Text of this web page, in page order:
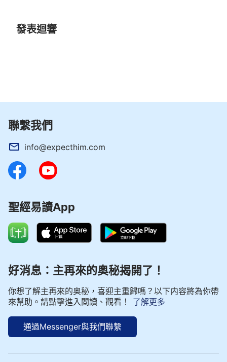
步伐。主耶穌説這話的背景是因着律法下的人已把殿
是只走祭祀的過程而已，這個過程被主耶穌定為「拜
高，他們心裏只有殿没有神，對他們而言，没有殿他
們就失去了栖息之地，没有殿他們就無處朝拜，也不
能行祭祀之事。所謂的「栖息之地」就是他們打着朝
地方；所謂「行祭祀之事」就是他們能在殿堂裏以作
事奉之事來作掩蓋幹他們個人見不得人的勾當。這就
是當時的人為什麽把殿看得比神更大的原因。因為他
主耶穌才説出這樣的話來提示人。這話拿到現在來説
也同樣有效，同樣有針對性，雖然現在的人與律法時
代的人經歷了神不同的作工，但是人的本性實質是相
同的。在現在這樣的作工背景之下，人依然能做出類
似「殿比神大」一樣性質的事，比如，人把盡本分當
發表迴響
聯繫我們
info@expecthim.com
聖經易讀App
好消息：主再來的奥秘揭開了！
你想了解主再來的奥秘，喜迎主重歸嗎？以下内容將為你帶
來幫助。請點擊進入閲讀、觀看！
了解更多
通過Messenger與我們聯繫